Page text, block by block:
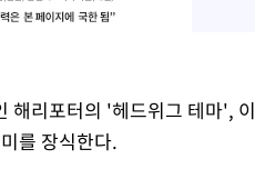
해리포터의 '헤드위그 테마', 이
를 장식한다.